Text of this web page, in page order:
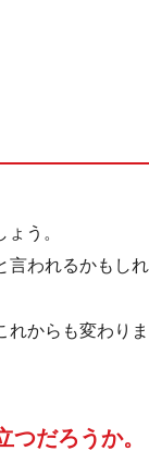
う。
言われるかもしれ
れからも変わりま
だろうか。